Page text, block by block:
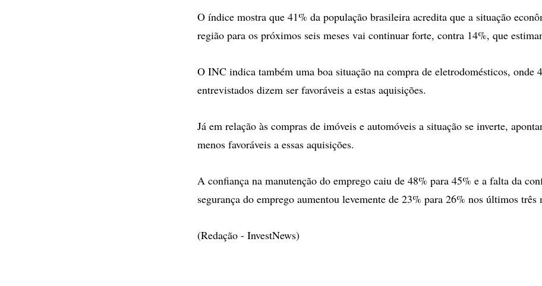
O índice mostra que 41% da população brasileira acredita que a situação
região para os próximos seis meses vai continuar forte, contra 14%, que
O INC indica também uma boa situação na compra de eletrodomésticos, onde
entrevistados dizem ser favoráveis a estas aquisições.
Já em relação às compras de imóveis e automóveis a situação se inverte,
menos favoráveis a essas aquisições.
A confiança na manutenção do emprego caiu de 48% para 45% e a falta da
segurança do emprego aumentou levemente de 23% para 26% nos últimos três
(Redação - InvestNews)